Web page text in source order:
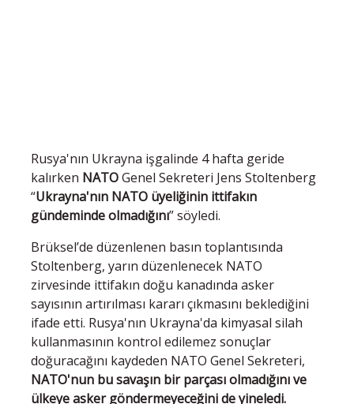
Rusya'nın Ukrayna işgalinde 4 hafta geride
kalırken NATOGenel Sekreteri Jens Stoltenberg
“Ukrayna'nın NATO üyeliğinin ittifakın
gündeminde olmadığını” söyledi.
Brüksel’de düzenlenen basın toplantısında
Stoltenberg, yarın düzenlenecek NATO
zirvesinde ittifakın doğu kanadında asker
sayısının artırılması kararı çıkmasını beklediğini
ifade etti. Rusya'nın Ukrayna'da kimyasal silah
kullanmasının kontrol edilemez sonuçlar
doğuracağını kaydeden NATO Genel Sekreteri,
NATO'nun bu savaşın bir parçası olmadığını ve
ülkeye asker göndermeyeceğini de yineledi.